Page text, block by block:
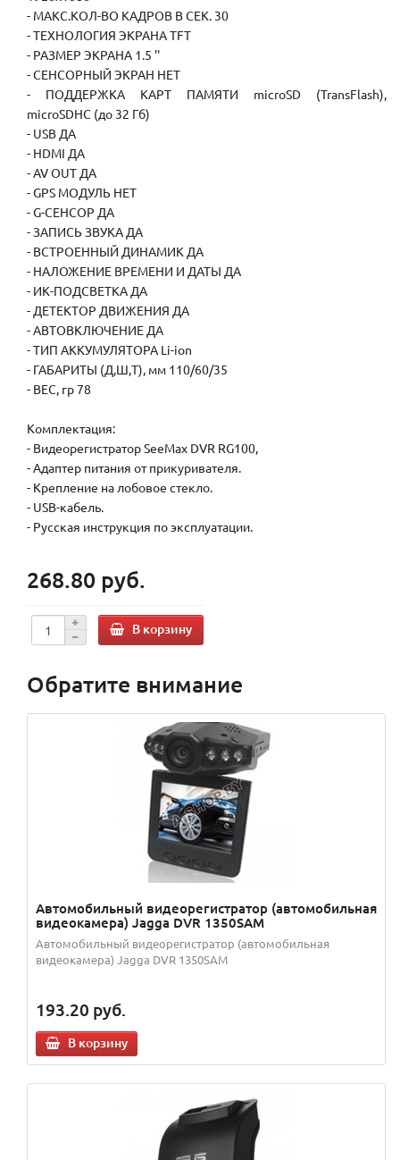
- МАКС.КОЛ-ВО КАДРОВ В СЕК. 30
- ТЕХНОЛОГИЯ ЭКРАНА TFT
- РАЗМЕР ЭКРАНА 1.5 ''
- СЕНСОРНЫЙ ЭКРАН НЕТ
- ПОДДЕРЖКА КАРТ ПАМЯТИ microSD (TransFlash),
microSDHC (до 32 Гб)
- USB ДА
- HDMI ДА
- AV OUT ДА
- GPS МОДУЛЬ НЕТ
- G-СЕНСОР ДА
- ЗАПИСЬ ЗВУКА ДА
- ВСТРОЕННЫЙ ДИНАМИК ДА
- НАЛОЖЕНИЕ ВРЕМЕНИ И ДАТЫ ДА
- ИК-ПОДСВЕТКА ДА
- ДЕТЕКТОР ДВИЖЕНИЯ ДА
- АВТОВКЛЮЧЕНИЕ ДА
- ТИП АККУМУЛЯТОРА Li-ion
- ГАБАРИТЫ (Д,Ш,Т), мм 110/60/35
- ВЕС, гр 78
Комплектация:
- Видеорегистратор SeeMax DVR RG100,
- Адаптер питания от прикуривателя.
- Крепление на лобовое стекло.
- USB-кабель.
- Русская инструкция по эксплуатации.
268.80 руб.
В корзину
Обратите внимание
Автомобильный видеорегистратор (автомобильная
видеокамера) Jagga DVR 1350SAM
Автомобильный видеорегистратор (автомобильная
видеокамера) Jagga DVR 1350SAM
193.20 руб.
В корзину